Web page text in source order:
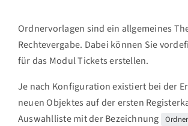
Ordnervorlagen sind ein allgemeines
Rechtevergabe. Dabei können Sie
für das Modul Tickets erstellen.
Je nach Konfiguration existiert bei der
neuen Objektes auf der ersten
Auswahlliste mit der Bezeichnung